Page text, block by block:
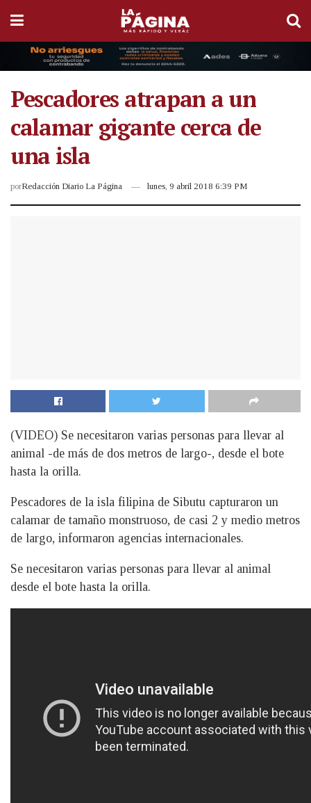
Pescadores atrapan a un
calamar gigante cerca de
una isla
porRedacción Diario La Página lunes, 9 abril 2018 6:39 PM
(VIDEO) Se necesitaron varias personas para llevar al
animal -de más de dos metros de largo-, desde el bote
hasta la orilla.
Pescadores de la isla filipina de Sibutu capturaron un
calamar de tamaño monstruoso, de casi 2 y medio metros
de largo, informaron agencias internacionales.
Se necesitaron varias personas para llevar al animal
desde el bote hasta la orilla.